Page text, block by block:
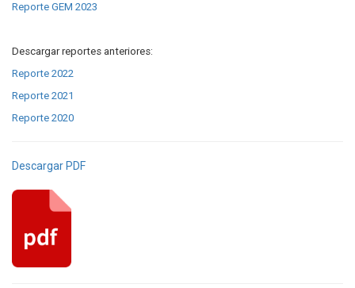
Reporte GEM 2023
Descargar reportes anteriores:
Reporte 2022
Reporte 2021
Reporte 2020
Descargar PDF